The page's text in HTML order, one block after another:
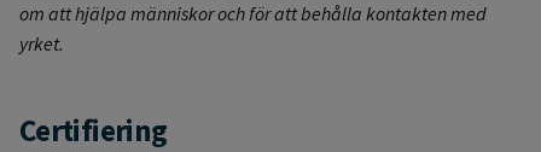
om att hjälpa människor och för att behålla kontakten med
yrket.
Certifiering